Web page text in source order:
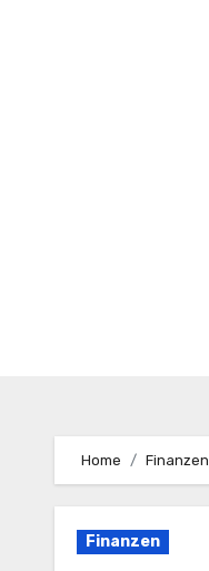
Home Finanzen
Finanzen